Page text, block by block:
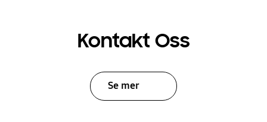
Kontakt Oss
Se mer